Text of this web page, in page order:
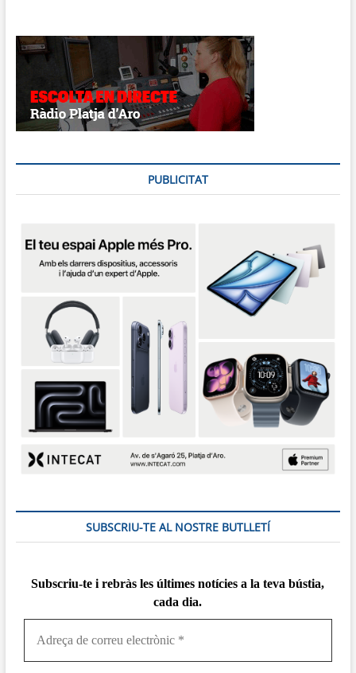
PUBLICITAT
SUBSCRIU-TE AL NOSTRE BUTLLETÍ
Subscriu-te i rebràs lesúltimes notícies a la teva bústia,
cada dia.